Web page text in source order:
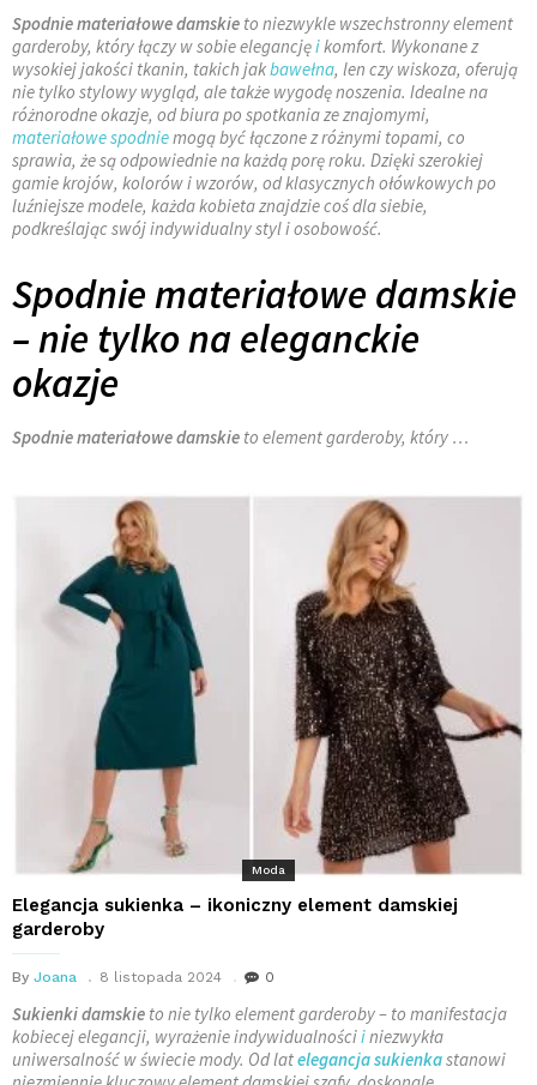
Spodnie materiałowe damskie to niezwykle wszechstronny element
garderoby, który łączy w sobie elegancjęikomfort. Wykonane z
wysokiej jakości tkanin, takich jakbawełna, len czy wiskoza, oferują
nie tylko stylowy wygląd, ale także wygodę noszenia. Idealne na
różnorodne okazje, od biura po spotkania ze znajomymi,
materiałowe spodniemogą być łączone z różnymi topami, co
sprawia, że są odpowiednie na każdą porę roku. Dzięki szerokiej
gamie krojów, kolorów i wzorów, od klasycznych ołówkowych po
luźniejsze modele, każda kobieta znajdzie coś dla siebie,
podkreślając swój indywidualny styl i osobowość.
Spodnie materiałowe damskie
– nie tylko na eleganckie
okazje
Spodnie materiałowe damskie to element garderoby, który …
Moda
Elegancja sukienka – ikoniczny element damskiej
garderoby
By Joana 8 listopada 2024 0
Sukienki damskie to nie tylko element garderoby – to manifestacja
kobiecej elegancji, wyrażenie indywidualnościiniezwykła
uniwersalność w świecie mody. Od latelegancja sukienkastanowi